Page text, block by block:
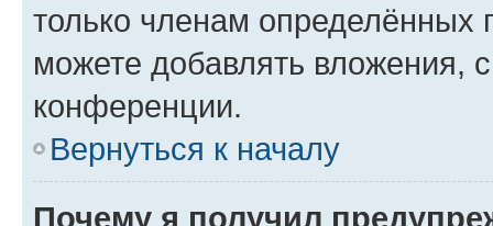
только членам определённых
можете добавлять вложения,
конференции.
Вернуться к началу
Почему я получил